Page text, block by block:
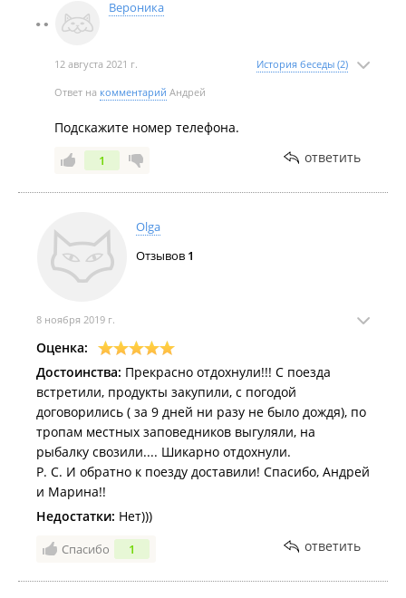
Вероника
12 августа 2021 г. История беседы (2)
Ответ на комментарий Андрей
Подскажите номер телефона.
1 ответить
Olga
Отзывов 1
8 ноября 2019 г.
Оценка:
Достоинства: Прекрасно отдохнули!!! С поезда
встретили, продукты закупили, с погодой
договорились ( за 9 дней ни разу не было дождя), по
тропам местных заповедников выгуляли, на
рыбалку свозили.... Шикарно отдохнули.
Р. С. И обратно к поезду доставили! Спасибо, Андрей
и Марина!!
Недостатки: Нет)))
Спасибо 1 ответить